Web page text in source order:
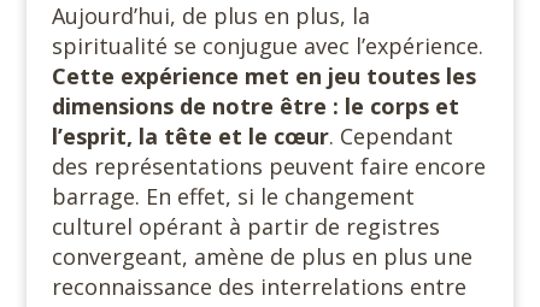
Aujourd’hui, de plus en plus, la
spiritualité se conjugue avec l’expérience.
Cette expérience met en jeu toutes les
dimensions de notre être : le corps et
l’esprit, la tête et le cœur. Cependant
des représentations peuvent faire encore
barrage. En effet, si le changement
culturel opérant à partir de registres
convergeant, amène de plus en plus une
reconnaissance des interrelations entre